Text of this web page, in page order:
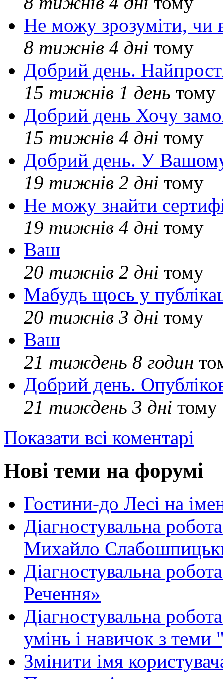
Не можу зрозуміти, чи
8 тижнів 4 дні тому
Добрий день.
15 тижнів 1 день тому
Добрий день Хочу
15 тижнів 4 дні тому
Добрий день. У Вашому
19 тижнів 2 дні тому
Не можу знайти
19 тижнів 4 дні тому
Ваш
20 тижнів 2 дні тому
Мабудь щось у
20 тижнів 3 дні тому
Ваш
21 тиждень 8 годин
Добрий день.
21 тиждень 3 дні тому
Показати всі коментарі
Нові теми на форумі
Гостини-до Лесі на
Діагностувальна
Михайло
Діагностувальна
Речення»
Діагностувальна
умінь і навичок з теми
Змінити імя